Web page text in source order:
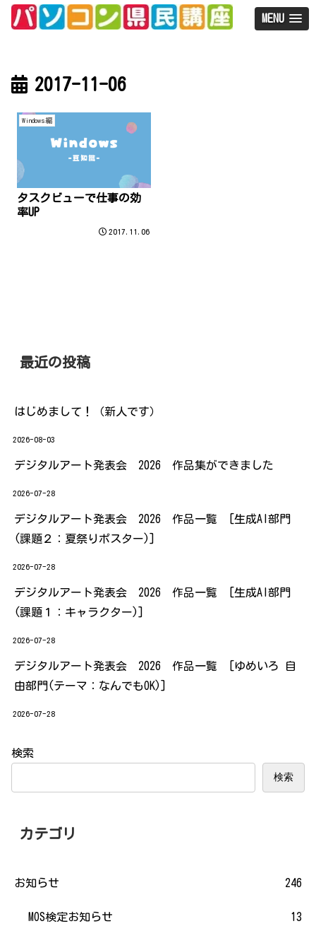
MENU
2017-11-06
Windows編
タスクビューで仕事の効
率UP
2017.11.06
最近の投稿
はじめまして！（新人です）
2026-08-03
デジタルアート発表会 2026 作品集ができました
2026-07-28
デジタルアート発表会 2026 作品一覧 [生成AI部門
(課題２：夏祭りポスター)]
2026-07-28
デジタルアート発表会 2026 作品一覧 [生成AI部門
(課題１：キャラクター)]
2026-07-28
デジタルアート発表会 2026 作品一覧 [ゆめいろ 自
由部門(テーマ：なんでもOK)]
2026-07-28
検索
検索
カテゴリ
お知らせ 246
MOS検定お知らせ 13